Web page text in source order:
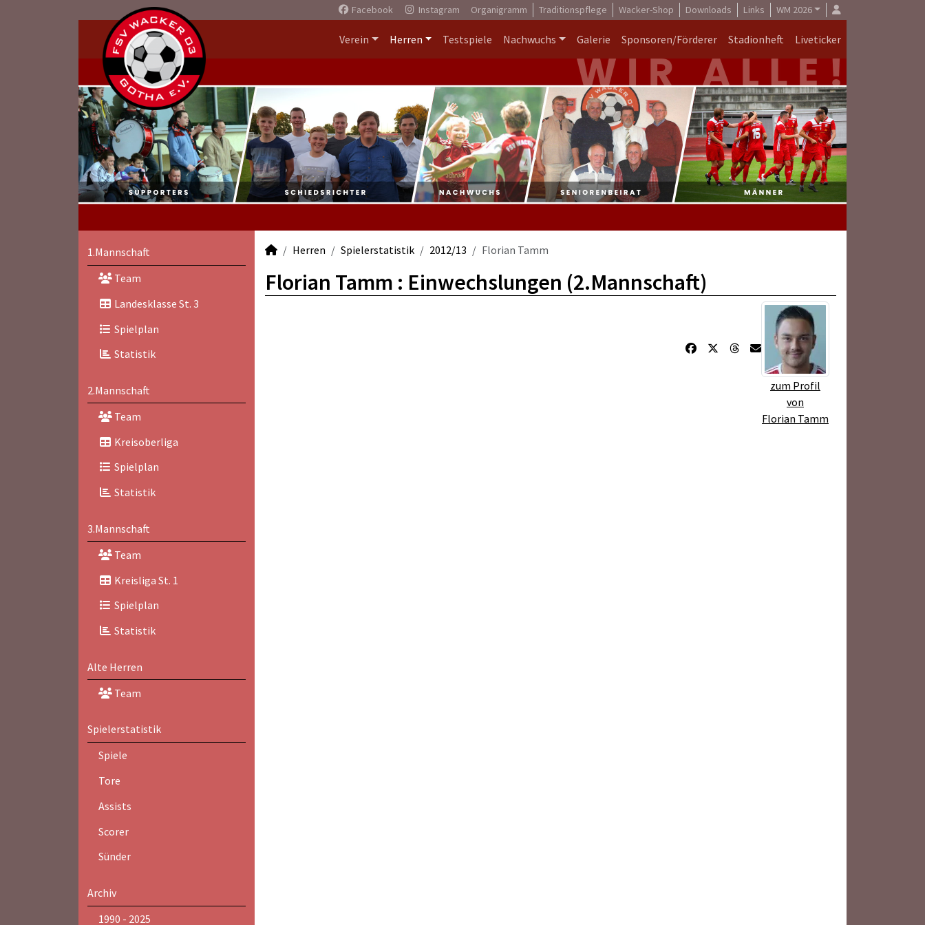
Facebook Instagram Organigramm Traditionspflege Wacker-Shop Downloads Links WM 2026
Verein Herren Testspiele Nachwuchs Galerie Sponsoren/Förderer Stadionheft Liveticker
1.Mannschaft
Team
Landesklasse St. 3
Spielplan
Statistik
2.Mannschaft
Team
Kreisoberliga
Spielplan
Statistik
3.Mannschaft
Team
Kreisliga St. 1
Spielplan
Statistik
Alte Herren
Team
Spielerstatistik
Spiele
Tore
Assists
Scorer
Sünder
Archiv
1990 - 2025
Herren Spielerstatistik 2012/13 Florian Tamm
Florian Tamm : Einwechslungen (2.Mannschaft)
zum Profil
von
Florian Tamm